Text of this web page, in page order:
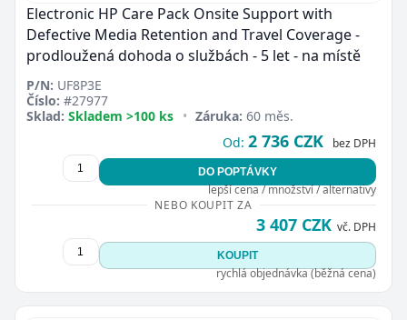
Electronic HP Care Pack Onsite Support with
Defective Media Retention and Travel Coverage -
prodloužená dohoda o službách - 5 let - na místě
P/N: UF8P3E
Číslo: #27977
Sklad: Skladem >100 ks • Záruka: 60 měs.
Od: 2 736 CZK bez DPH
DO POPTÁVKY
lepší cena / množství / alternativy
NEBO KOUPIT ZA
3 407 CZK vč. DPH
KOUPIT
rychlá objednávka (běžná cena)